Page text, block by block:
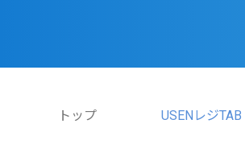
トップ USENレジ